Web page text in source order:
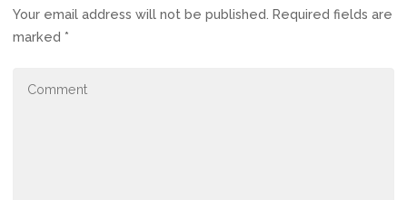
Your email address will not be published. Required fields are
marked *